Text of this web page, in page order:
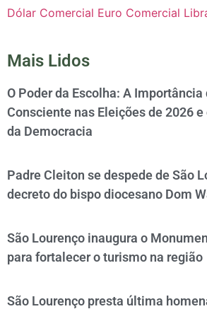
Dólar Comercial Euro Comercial
Mais Lidos
O Poder da Escolha: A Importância
Consciente nas Eleições de 2026
da Democracia
Padre Cleiton se despede de São
decreto do bispo diocesano Dom
São Lourenço inaugura o
para fortalecer o turismo na região
São Lourenço presta última